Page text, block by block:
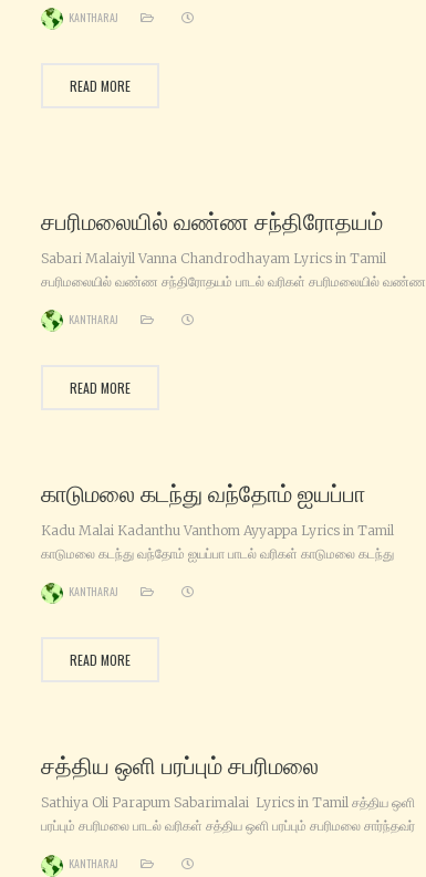
Engayum Naan Kanda Dhilaiey Endha Malai Sevithalum
Udhikkum Malai Komalaangan Vaazhum Malai Kodi
KANTHARAJ
READ MORE
சபரிமலையில் வண்ண சந்திரோதயம்
Sabari Malaiyil Vanna Chandrodhayam Lyrics in Tamil
சபரிமலையில் வண்ண சந்திரோதயம் பாடல் வரிகள் சபரிமலையில் வண்ண
தேடிவரும் ஐயப்பனை…நாமும் கும்பிட்டுப் பாடுகின்றோம் என்னப்பனை
அருளாகும்…. இந்த நெய் அபிஷேகம் எங்கள் அன்பாகும் ஏழுகடல்
KANTHARAJ
READ MORE
காடுமலை கடந்து வந்தோம் ஐயப்பா
Kadu Malai Kadanthu Vanthom Ayyappa Lyrics in Tamil
காடுமலை கடந்து வந்தோம் ஐயப்பா பாடல் வரிகள் காடுமலை கடந்து
வீடுதனை மறந்து வந்தோம் ஐயப்பா சபரி வீடுதனைத் தேடி வந்தோம்
வைத்தாய் ஐயப்பா எங்கள் பாட்டினிலே
KANTHARAJ
READ MORE
சத்திய ஒளி பரப்பும் சபரிமலை
Sathiya Oli Parapum Sabarimalai Lyrics in Tamil சத்திய ஒளி
பரப்பும் சபரிமலை பாடல் வரிகள் சத்திய ஒளி பரப்பும் சபரிமலை சார்ந்தவர்
அற்புதம் பல நிகழ்த்தும் ஐயன் மலை அன்புக்கு இடம் கொடுக்கும் அழகு
KANTHARAJ